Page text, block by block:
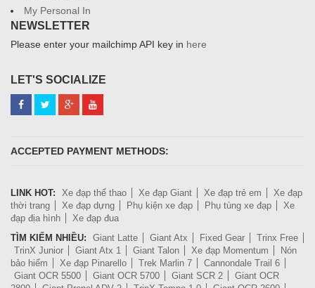
My Personal In
NEWSLETTER
Please enter your mailchimp API key in here
LET'S SOCIALIZE
ACCEPTED PAYMENT METHODS:
LINK HOT: Xe đạp thể thao Xe đạp Giant Xe đạp trẻ em
Xe đạp
thời trang
Xe đạp dựng Phụ kiện xe đạp Phụ tùng xe đạp
Xe
đạp địa hình
Xe đạp đua
TÌM KIẾM NHIỀU:
Giant Latte Giant Atx Fixed Gear
Trinx Free
TrinX Junior
Giant Atx 1 Giant Talon Xe đạp Momentum
Nón
bảo hiểm
Xe đạp Pinarello Trek Marlin 7
Cannondale Trail 6
Giant OCR 5500
Giant OCR 5700 Giant SCR 2
Giant OCR